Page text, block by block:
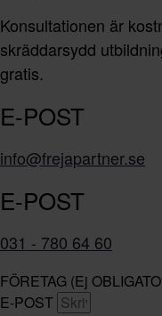
Konsultationen är
skräddarsydd
gratis.
E-POST
info@frejapartner.se
E-POST
031 - 780 64 60
FÖRETAG (Ej
E-POST